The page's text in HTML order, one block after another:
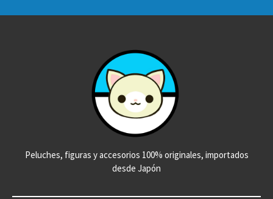
Peluches, figuras y accesorios 100% originales, importados
desde Japón